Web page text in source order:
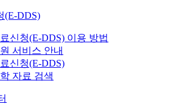
(E-DDS)
신청(E-DDS) 이용 방법
서비스 안내
신청(E-DDS)
자료 검색